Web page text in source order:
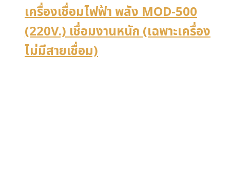
เครื่องเชื่อมไฟฟ้า พลัง MOD-500
(220V.) เชื่อมงานหนัก (เฉพาะเครื่อง
ไม่มีสายเชื่อม)